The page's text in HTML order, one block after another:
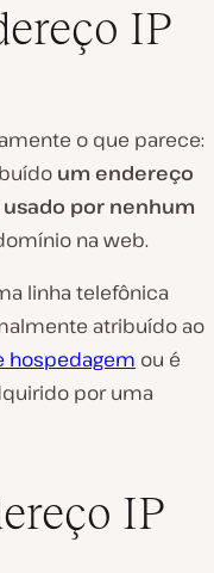
IP
o que parece:
um endereço
por nenhum
na web.
linha telefônica
atribuído ao
hospedagem ou é
por uma
IP